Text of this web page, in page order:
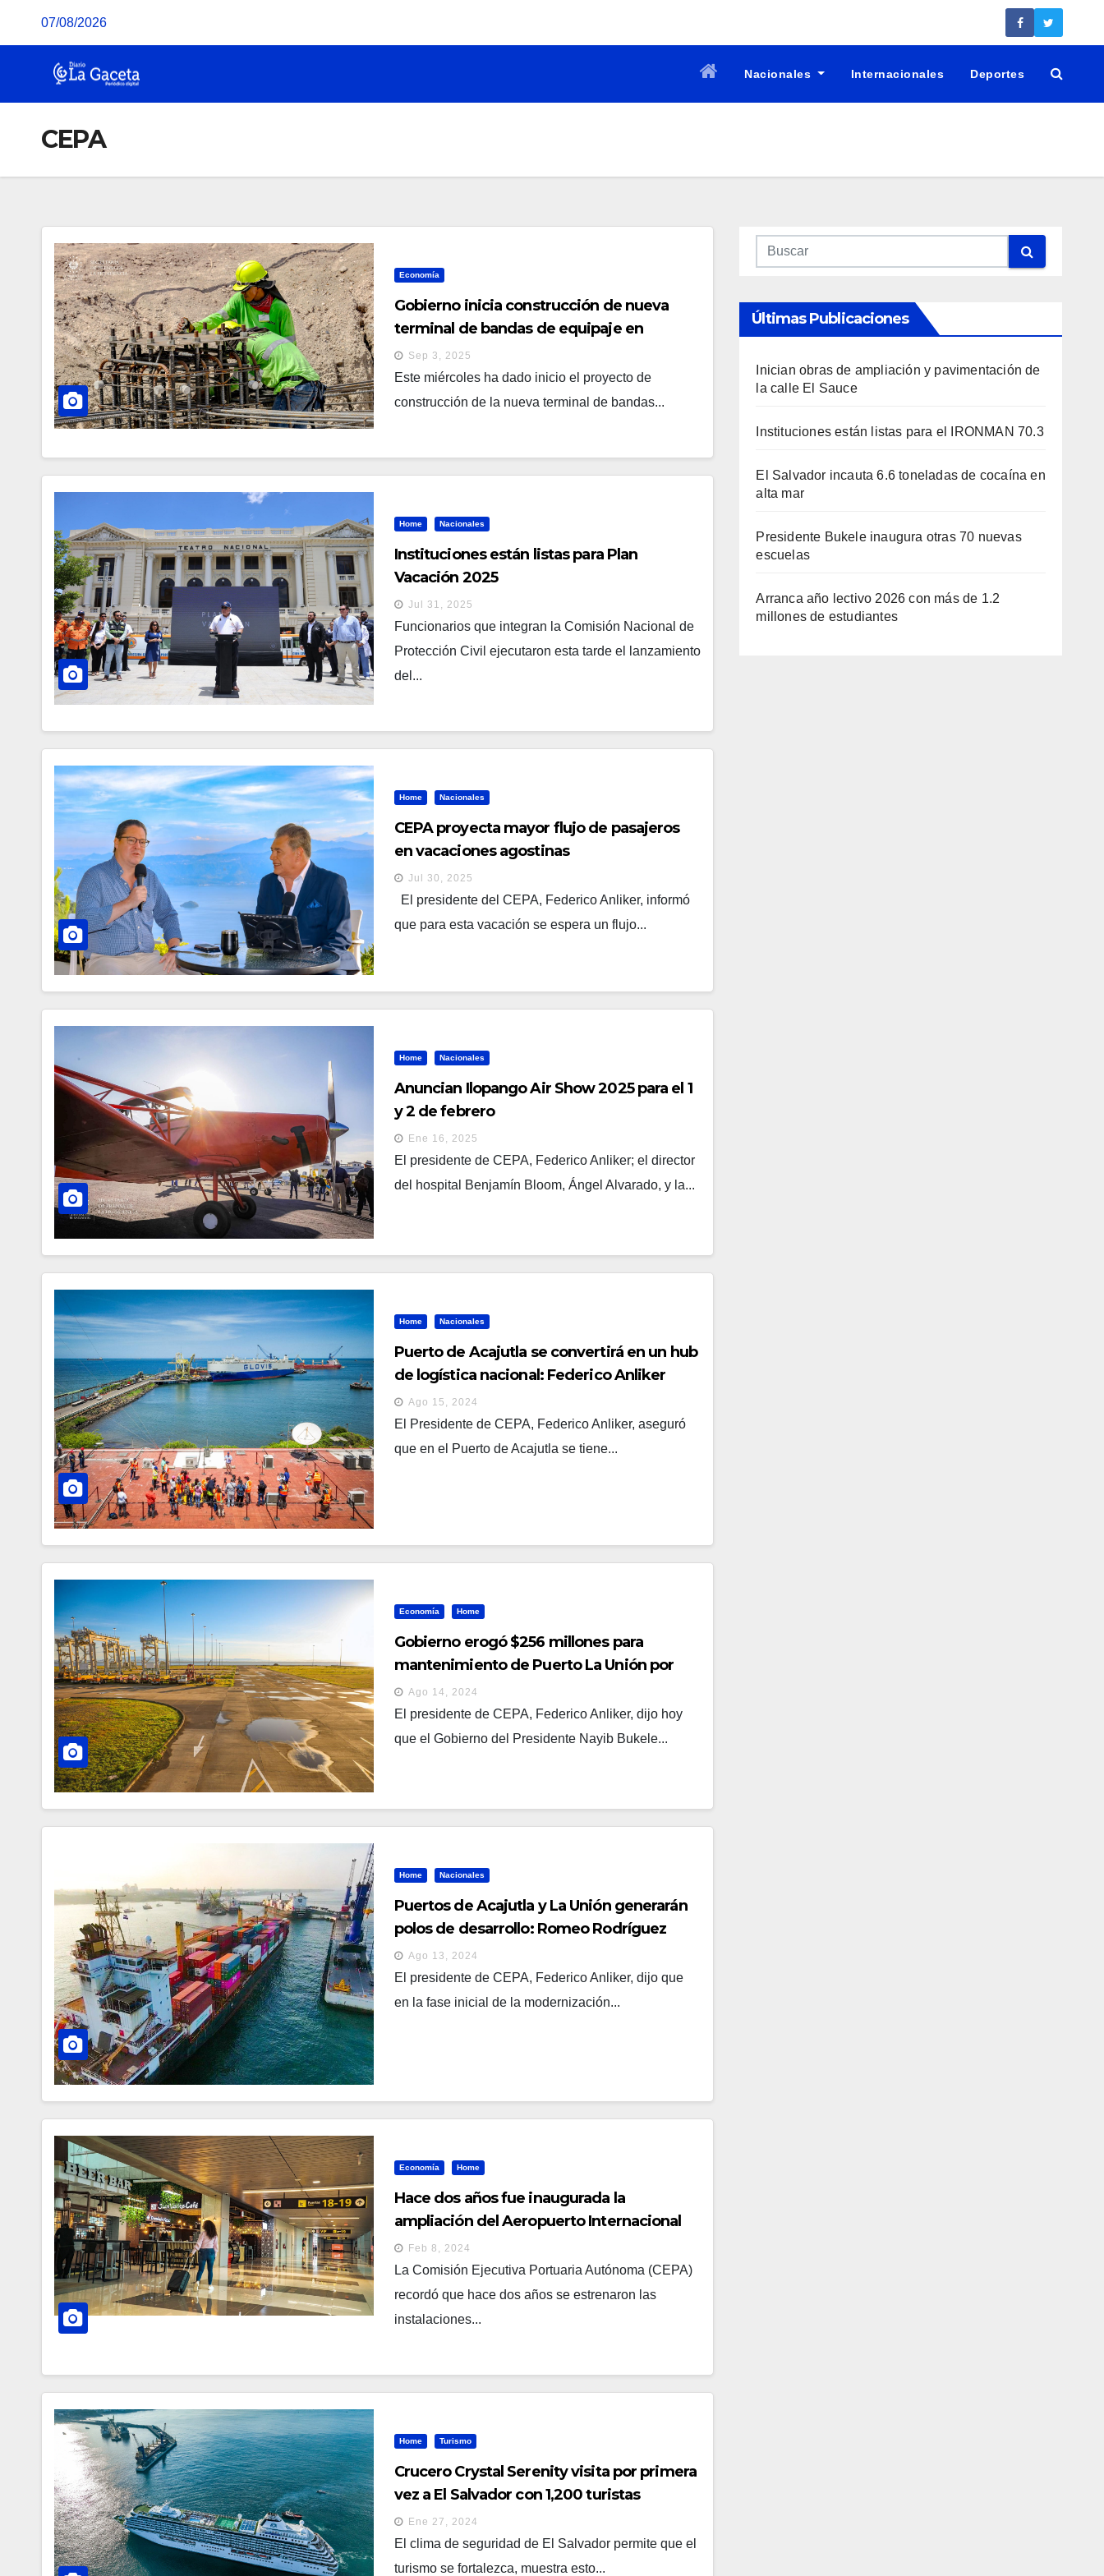
07/08/2026
Nacionales Internacionales Deportes
CEPA
Economía
Gobierno inicia construcción de nueva
terminal de bandas de equipaje en
aeropuerto El Salvador
Sep 3, 2025
Este miércoles ha dado inicio el proyecto de
construcción de la nueva terminal de bandas...
Home Nacionales
Instituciones están listas para Plan
Vacación 2025
Jul 31, 2025
Funcionarios que integran la Comisión Nacional de
Protección Civil ejecutaron esta tarde el lanzamiento
del...
Home Nacionales
CEPA proyecta mayor flujo de pasajeros
en vacaciones agostinas
Jul 30, 2025
El presidente del CEPA, Federico Anliker, informó
que para esta vacación se espera un flujo...
Home Nacionales
Anuncian Ilopango Air Show 2025 para el 1
y 2 de febrero
Ene 16, 2025
El presidente de CEPA, Federico Anliker; el director
del hospital Benjamín Bloom, Ángel Alvarado, y la...
Home Nacionales
Puerto de Acajutla se convertirá en un hub
de logística nacional: Federico Anliker
Ago 15, 2024
El Presidente de CEPA, Federico Anliker, aseguró
que en el Puerto de Acajutla se tiene...
Economía Home
Gobierno erogó $256 millones para
mantenimiento de Puerto La Unión por
abandono de Arena y FMLN
Ago 14, 2024
El presidente de CEPA, Federico Anliker, dijo hoy
que el Gobierno del Presidente Nayib Bukele...
Home Nacionales
Puertos de Acajutla y La Unión generarán
polos de desarrollo: Romeo Rodríguez
Ago 13, 2024
El presidente de CEPA, Federico Anliker, dijo que
en la fase inicial de la modernización...
Economía Home
Hace dos años fue inaugurada la
ampliación del Aeropuerto Internacional
de El Salvador
Feb 8, 2024
La Comisión Ejecutiva Portuaria Autónoma (CEPA)
recordó que hace dos años se estrenaron las
instalaciones...
Home Turismo
Crucero Crystal Serenity visita por primera
vez a El Salvador con 1,200 turistas
Ene 27, 2024
El clima de seguridad de El Salvador permite que el
turismo se fortalezca, muestra esto...
Últimas Publicaciones
Inician obras de ampliación y pavimentación de
la calle El Sauce
Instituciones están listas para el IRONMAN 70.3
El Salvador incauta 6.6 toneladas de cocaína en
alta mar
Presidente Bukele inaugura otras 70 nuevas
escuelas
Arranca año lectivo 2026 con más de 1.2
millones de estudiantes